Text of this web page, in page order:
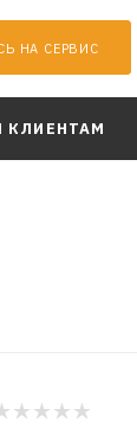
НА СЕРВИС
КЛИЕНТАМ